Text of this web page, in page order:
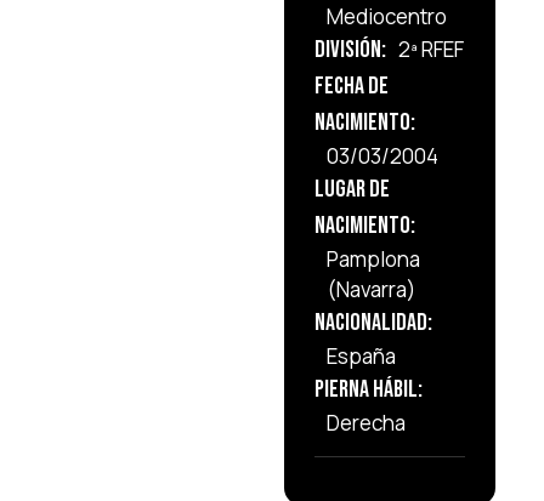
Mediocentro
División: 2ª RFEF
Fecha de
Nacimiento:
03/03/2004
Lugar de
Nacimiento:
Pamplona
(Navarra)
Nacionalidad:
España
Pierna Hábil:
Derecha